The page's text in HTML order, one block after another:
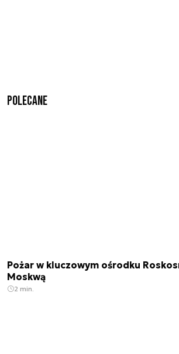
Polecane
Pożar w kluczowym ośrodku
Moskwą
2 min.